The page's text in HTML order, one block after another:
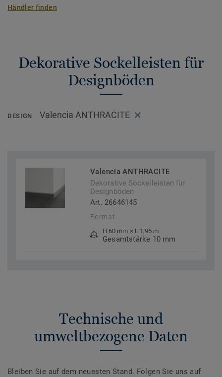
Händler finden
Dekorative Sockelleisten für
Designböden
DESIGN Valencia ANTHRACITE
Valencia ANTHRACITE
Dekorative Sockelleisten für
Designböden
Art. 26646145
Format
H 60 mm × L 1,95 m
Gesamtstärke 10 mm
Technische und
umweltbezogene Daten
Bleiben Sie auf dem neuesten Stand. Folgen Sie uns auf